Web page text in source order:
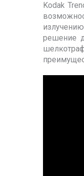
Kodak
решение